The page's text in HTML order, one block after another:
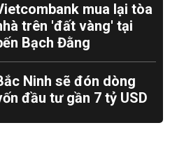
mua lại tòa
trên 'đất vàng' tại
Bạch Đằng
Ninh sẽ đón dòng
đầu tư gần 7 tỷ USD